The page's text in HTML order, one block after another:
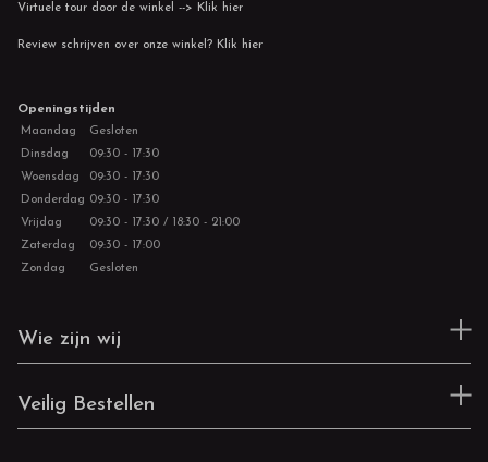
Virtuele tour door de winkel --> Klik hier
Review schrijven over onze winkel? Klik hier
Openingstijden
Maandag
Gesloten
Dinsdag
09:30 - 17:30
Woensdag
09:30 - 17:30
Donderdag 09:30 - 17:30
Vrijdag
09:30 - 17:30 / 18:30 - 21:00
Zaterdag
09:30 - 17:00
Zondag
Gesloten
Wie zijn wij
Veilig Bestellen